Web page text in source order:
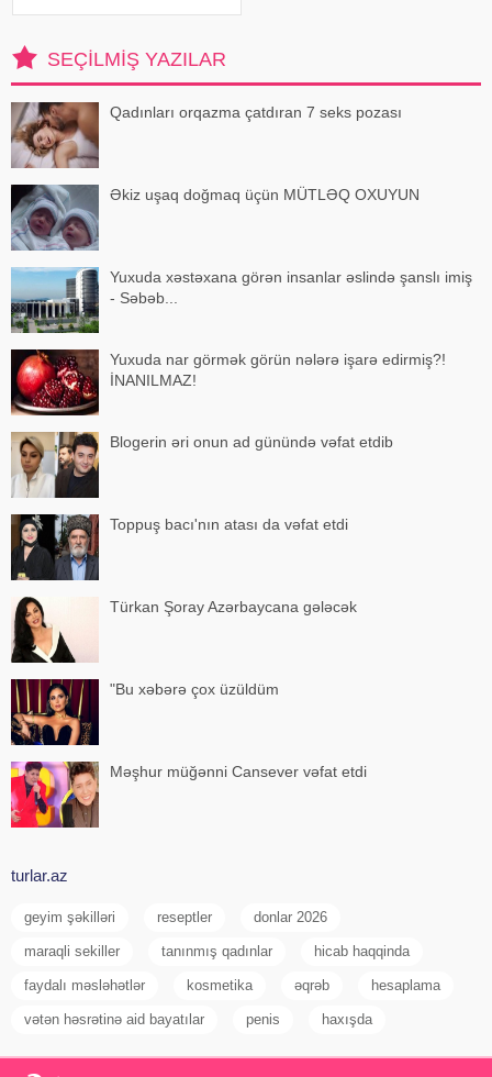
Mərkəzini
SEÇILMIŞ YAZILAR
Qadınları orqazma çatdıran 7 seks pozası
Əkiz uşaq doğmaq üçün MÜTLƏQ OXUYUN
Yuxuda xəstəxana görən insanlar əslində şanslı imiş
- Səbəb...
Yuxuda nar görmək görün nələrə işarə edirmiş?!
İNANILMAZ!
Blogerin əri onun ad günündə vəfat etdib
Toppuş bacı'nın atası da vəfat etdi
Türkan Şoray Azərbaycana gələcək
"Bu xəbərə çox üzüldüm
Məşhur müğənni Cansever vəfat etdi
turlar.az
geyim şəkilləri reseptler donlar 2026
maraqli sekiller tanınmış qadınlar hicab haqqinda
faydalı məsləhətlər kosmetika əqrəb hesaplama
vətən həsrətinə aid bayatılar penis haxışda